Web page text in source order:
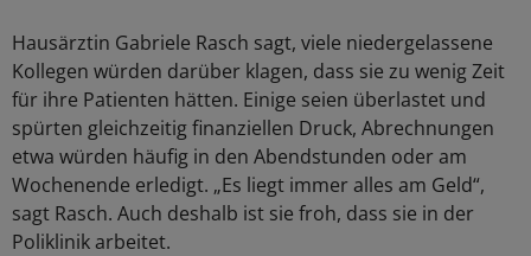
Hausärztin Gabriele Rasch sagt, viele niedergelassene
Kollegen würden darüber klagen, dass sie zu wenig Zeit
für ihre Patienten hätten. Einige seien überlastet und
spürten gleichzeitig finanziellen Druck, Abrechnungen
etwa würden häufig in den Abendstunden oder am
Wochenende erledigt. „Es liegt immer alles am Geld“,
sagt Rasch. Auch deshalb ist sie froh, dass sie in der
Poliklinik arbeitet.